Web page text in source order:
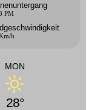
PM
h
MON
28°